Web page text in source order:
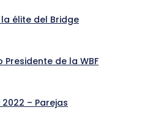
élite del Bridge
de la WBF
– Parejas